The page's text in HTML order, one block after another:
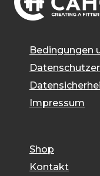
Bedingungen
Impressum
Shop
Kontakt